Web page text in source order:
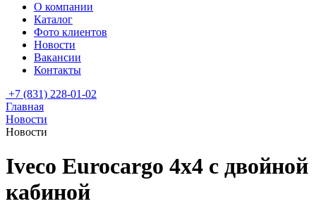
О компании
Каталог
Фото клиентов
Новости
Вакансии
Контакты
+7 (831) 228-01-02
Главная
Новости
Новости
Iveco Eurocargo 4х4 с двойной
кабиной